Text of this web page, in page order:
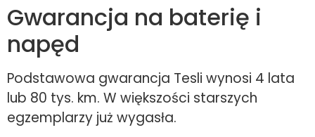
Gwarancja na baterię i
napęd
Podstawowa gwarancja Tesli wynosi 4 lata
lub 80 tys. km. W większości starszych
egzemplarzy już wygasła.